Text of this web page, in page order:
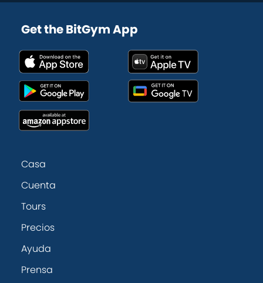
Get the BitGym App
Casa
Cuenta
Tours
Precios
Ayuda
Prensa